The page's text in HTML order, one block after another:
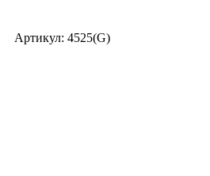
Артикул: 4525(G)